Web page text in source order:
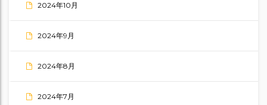
2024年10月
2024年9月
2024年8月
2024年7月